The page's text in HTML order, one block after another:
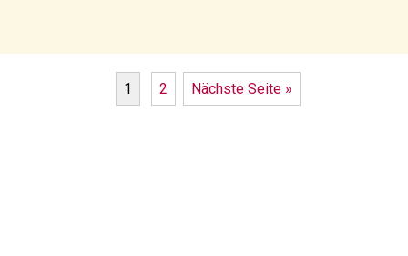
1 2 Nächste Seite »